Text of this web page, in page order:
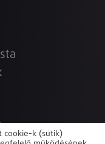
cookie-k (sütik)